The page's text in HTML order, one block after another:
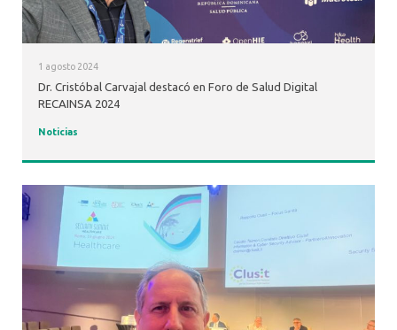
1 agosto 2024
Dr. Cristóbal Carvajal destacó en Foro de Salud Digital
RECAINSA 2024
Noticias